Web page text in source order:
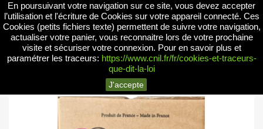
 
search
En poursuivant votre navigation sur ce site, vous devez accepter
l’utilisation et l'écriture de Cookies sur votre appareil connecté. Ces
Cookies (petits fichiers texte) permettent de suivre votre navigation,
actualiser votre panier, vous reconnaitre lors de votre prochaine
visite et sécuriser votre connexion. Pour en savoir plus et
paramétrer les traceurs: https://www.cnil.fr/fr/cookies-et-traceurs-
que-dit-la-loi
J'accepte